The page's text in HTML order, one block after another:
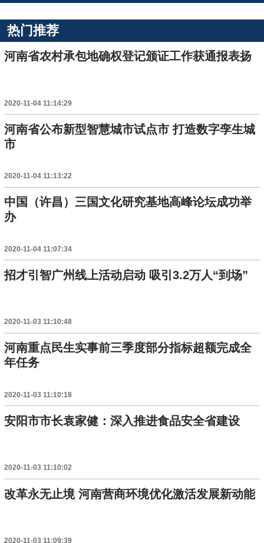
热门推荐
河南省农村承包地确权登记颁证工作获通报表扬
2020-11-04 11:14:29
河南省公布新型智慧城市试点市 打造数字孪生城
市
2020-11-04 11:13:22
中国（许昌）三国文化研究基地高峰论坛成功举
办
2020-11-04 11:07:34
招才引智广州线上活动启动 吸引3.2万人“到场”
2020-11-03 11:10:48
河南重点民生实事前三季度部分指标超额完成全
年任务
2020-11-03 11:10:18
安阳市市长袁家健：深入推进食品安全省建设
2020-11-03 11:10:02
改革永无止境 河南营商环境优化激活发展新动能
2020-11-03 11:09:39